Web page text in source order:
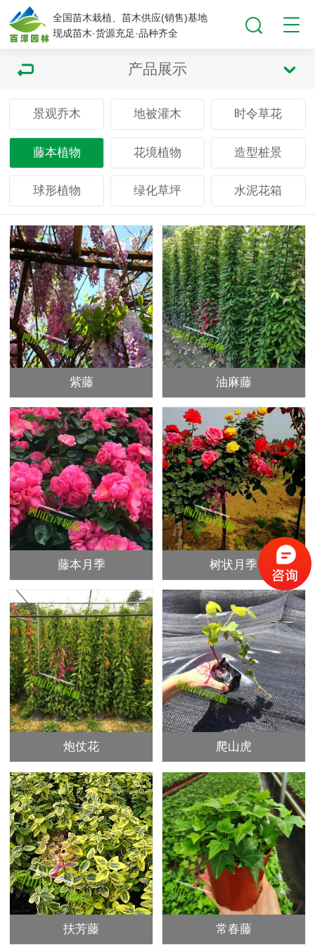
全国苗木栽植、苗木供应(销售)基地
现成苗木·货源充足·品种齐全
产品展示
景观乔木 地被灌木 时令草花
藤本植物 花境植物 造型桩景
球形植物 绿化草坪 水泥花箱
紫藤 油麻藤
藤本月季 树状月季
炮仗花 爬山虎
扶芳藤 常春藤